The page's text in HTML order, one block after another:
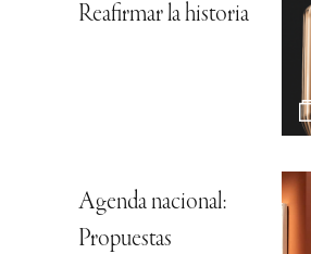
Reafirmar la historia
Agenda nacional:
Propuestas